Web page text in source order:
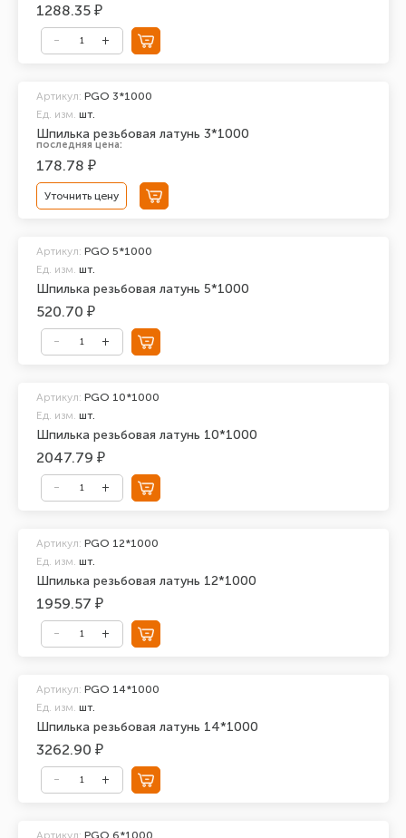
1288.35 ₽
Шпилька резьбовая латунь 3*1000
Артикул: PGO 3*1000
Ед. изм. шт.
последняя цена:
178.78 ₽
Уточнить цену
Шпилька резьбовая латунь 5*1000
Артикул: PGO 5*1000
Ед. изм. шт.
520.70 ₽
Шпилька резьбовая латунь 10*1000
Артикул: PGO 10*1000
Ед. изм. шт.
2047.79 ₽
Шпилька резьбовая латунь 12*1000
Артикул: PGO 12*1000
Ед. изм. шт.
1959.57 ₽
Шпилька резьбовая латунь 14*1000
Артикул: PGO 14*1000
Ед. изм. шт.
3262.90 ₽
Артикул: PGO 6*1000